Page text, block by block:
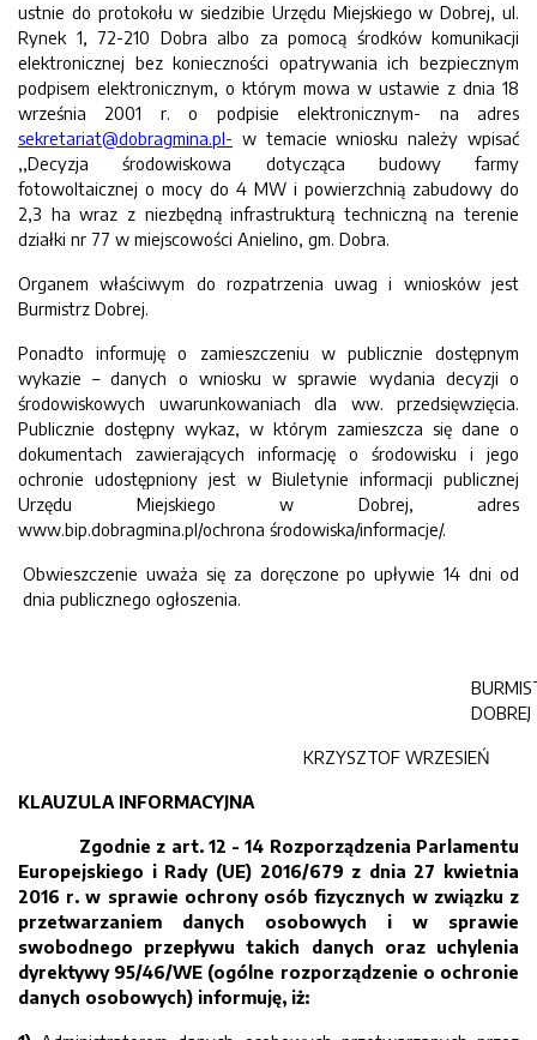
ustnie do protokołu w siedzibie Urzędu Miejskiego w Dobrej, ul.
Rynek 1, 72-210 Dobra albo za pomocą środków komunikacji
elektronicznej bez konieczności opatrywania ich bezpiecznym
podpisem elektronicznym, o którym mowa w ustawie z dnia 18
września 2001 r. o podpisie elektronicznym- na adres
sekretariat@dobragmina.pl- w temacie wniosku należy wpisać
,,Decyzja środowiskowa dotycząca budowy farmy
fotowoltaicznej o mocy do 4 MW i powierzchnią zabudowy do
2,3 ha wraz z niezbędną infrastrukturą techniczną na terenie
działki nr 77 w miejscowości Anielino, gm. Dobra.
Organem właściwym do rozpatrzenia uwag i wniosków jest
Burmistrz Dobrej.
Ponadto informuję o zamieszczeniu w publicznie dostępnym
wykazie – danych o wniosku w sprawie wydania decyzji o
środowiskowych uwarunkowaniach dla ww. przedsięwzięcia.
Publicznie dostępny wykaz, w którym zamieszcza się dane o
dokumentach zawierających informację o środowisku i jego
ochronie udostępniony jest w Biuletynie informacji publicznej
Urzędu Miejskiego w Dobrej, adres
www.bip.dobragmina.pl/ochrona środowiska/informacje/.
Obwieszczenie uważa się za doręczone po upływie 14 dni od
dnia publicznego ogłoszenia.
DOBREJ
KRZYSZTOF WRZESIEŃ
KLAUZULA INFORMACYJNA
Zgodnie z art. 12 - 14 Rozporządzenia Parlamentu
Europejskiego i Rady (UE) 2016/679 z dnia 27 kwietnia
2016 r. w sprawie ochrony osób fizycznych w związku z
przetwarzaniem danych osobowych i w sprawie
swobodnego przepływu takich danych oraz uchylenia
dyrektywy 95/46/WE (ogólne rozporządzenie o ochronie
danych osobowych) informuję, iż: